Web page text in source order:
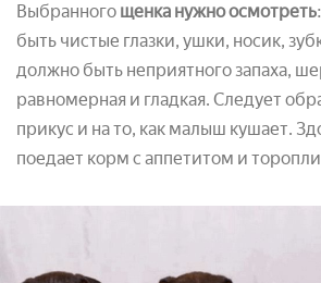
Выбранного щенка нужно осмотреть
быть чистые глазки, ушки, носик,
должно быть неприятного запаха,
равномерная и гладкая. Следует
прикус и на то, как малыш кушает.
поедает корм с аппетитом и